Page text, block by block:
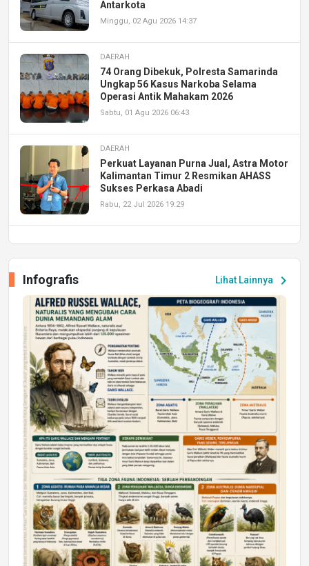
Antarkota
Minggu, 02 Agu 2026 14:37
DAERAH
74 Orang Dibekuk, Polresta Samarinda
Ungkap 56 Kasus Narkoba Selama
Operasi Antik Mahakam 2026
Sabtu, 01 Agu 2026 06:43
DAERAH
Perkuat Layanan Purna Jual, Astra Motor
Kalimantan Timur 2 Resmikan AHASS
Sukses Perkasa Abadi
Rabu, 22 Jul 2026 19:29
Peluang Kerja dan Magang
Jumat, 17 Jul 2026 22:30
DAERAH
Astra Motor Kalimantan Timur 2 Dukung
Mahasiswa Samarinda dalam Astra
Honda SDGs Future Leaders 2026
Jumat, 10 Jul 2026 19:01
Lihat Lainnya chevron_right
Infografis